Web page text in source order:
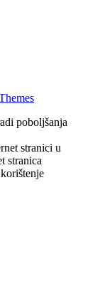
poboljšanja
stranici u
stranica